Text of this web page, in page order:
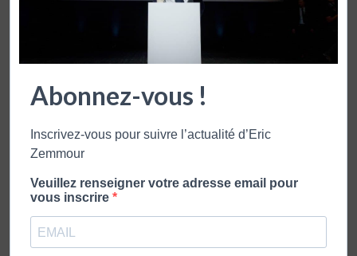
ZEMMOUR & NAULLEAU – 5 MAI 2021
l’Élysée Round 2 – La France : le pays des ultra-riches ?
Crise à LR : deux …
Lire plus
Abonnez-vous !
Inscrivez-vous pour suivre l’actualité d’Eric
Zemmour
Veuillez renseigner votre adresse email pour
vous inscrire